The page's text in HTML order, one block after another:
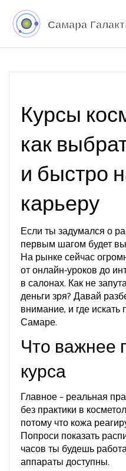
Курсы
как
и быстро
карьеру
Если ты задумался о
первым шагом будет
На рынке сейчас
от онлайн‑уроков до
в салонах. Как не
деньги зря? Давай
внимание, и где
Самаре.
Что важнее
курса
Главное – реальная
без практики в
потому что кожа
Попроси показать
часов ты будешь
аппараты доступны.